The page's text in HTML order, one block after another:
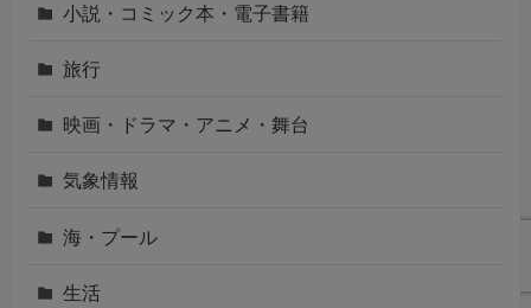
小説・コミック本・電子書籍
旅行
映画・ドラマ・アニメ・舞台
気象情報
海・プール
生活